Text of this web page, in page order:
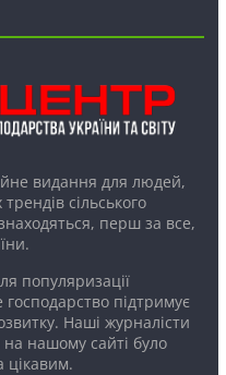
видання для людей,
сільського
перш за все,
популяризації
підтримує
Наші журналісти
нашому сайті було
цікавим.